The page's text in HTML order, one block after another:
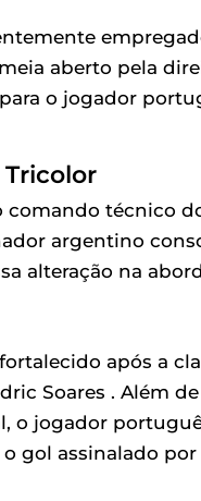
aberto pela
o jogador
Tricolor
técnico
argentino
alteração na
após a
Soares . Além
o jogador
gol assinalado por